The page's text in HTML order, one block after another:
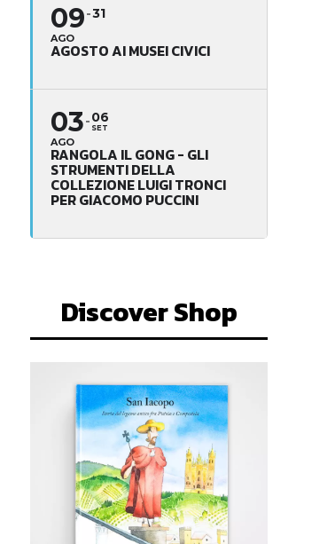
09
AGO
31
AGOSTO AI MUSEI CIVICI
03
AGO
06
SET
RANGOLA IL GONG - GLI
STRUMENTI DELLA
COLLEZIONE LUIGI TRONCI
PER GIACOMO PUCCINI
Discover Shop